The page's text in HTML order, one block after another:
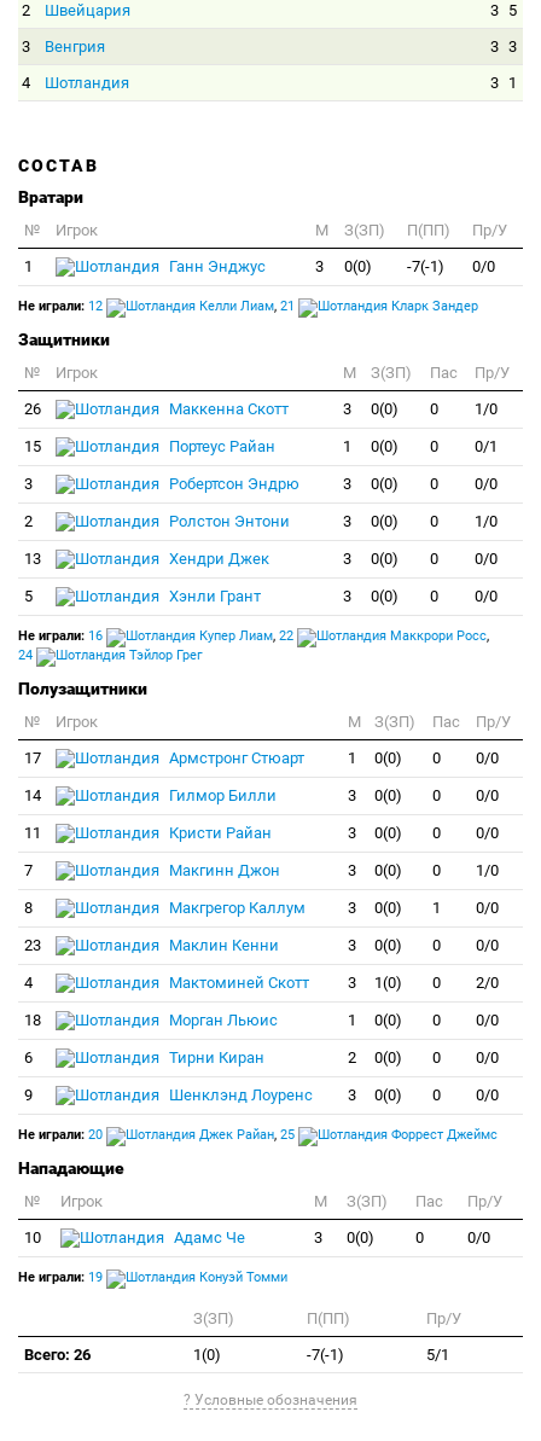
2
Швейцария 3 5
3
Венгрия 3 3
4
Шотландия 3 1
СОСТАВ
Вратари
№ Игрок M З(ЗП) П(ПП)
Пр/У
1
Ганн Энджус 3 0(0) -7(-1) 0/0
Не играли: 12 Келли Лиам, 21 Кларк Зандер
Защитники
№ Игрок M З(ЗП) Пас
Пр/У
26
Маккенна Скотт 3 0(0) 0 1/0
15 Портеус Райан 1 0(0) 0 0/1
3 Робертсон Эндрю 3 0(0) 0 0/0
2 Ролстон Энтони 3 0(0) 0 1/0
13 Хендри Джек 3 0(0) 0 0/0
5 Хэнли Грант 3 0(0) 0 0/0
Не играли: 16 Купер Лиам, 22 Маккрори Росс,
24
Тэйлор Грег
Полузащитники
№ Игрок M З(ЗП) Пас
Пр/У
17
Армстронг Стюарт 1 0(0) 0 0/0
14 Гилмор Билли 3 0(0) 0 0/0
11 Кристи Райан 3 0(0) 0 0/0
7 Макгинн Джон 3 0(0) 0 1/0
8 Макгрегор Каллум 3 0(0) 1 0/0
23 Маклин Кенни 3 0(0) 0 0/0
4 Мактоминей Скотт 3 1(0) 0 2/0
18 Морган Льюис 1 0(0) 0 0/0
6 Тирни Киран 2 0(0) 0 0/0
9 Шенклэнд Лоуренс 3 0(0) 0 0/0
Не играли: 20 Джек Райан, 25 Форрест Джеймс
Нападающие
№ Игрок M З(ЗП) Пас
Пр/У
10
Адамс Че 3 0(0) 0 0/0
Не играли: 19 Конуэй Томми
З(ЗП) П(ПП)
Пр/У
Всего: 26
1(0) -7(-1) 5/1
? Условные обозначения